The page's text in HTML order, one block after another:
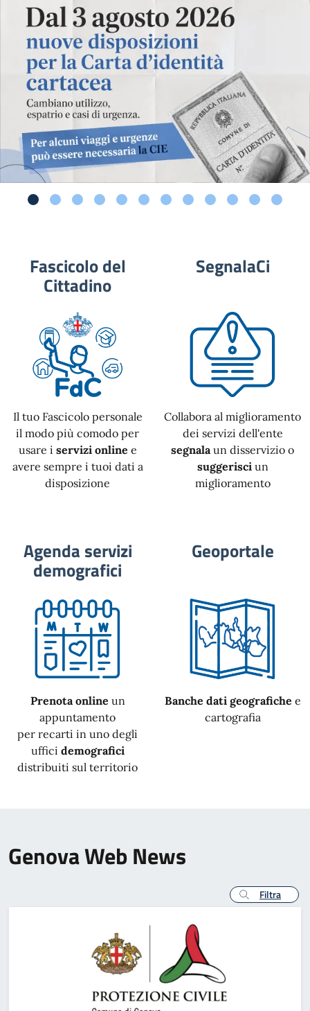
Fascicolo del
Cittadino
Il tuo Fascicolo personale
il modo più comodo per
usare i servizi online e
avere sempre i tuoi dati a
disposizione
SegnalaCi
Collabora al miglioramento
dei servizi dell'ente
segnala un disservizio o
suggerisciun
miglioramento
Agenda servizi
demografici
Prenota online un
appuntamento
per recarti in uno degli
uffici demografici
distribuiti sul territorio
Geoportale
Banche dati geografiche e
cartografia
Genova Web News
Filtra